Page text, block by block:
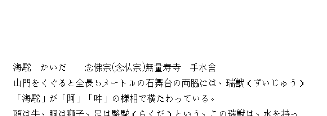
海駝 かいだ 念佛宗(念仏宗)無量寿寺 手水舎
山門をくぐると全長15メートルの石舞台の両脇には、瑞獣（ずいじゅう）
「海駝」が「阿」「吽」の様相で横たわっている。